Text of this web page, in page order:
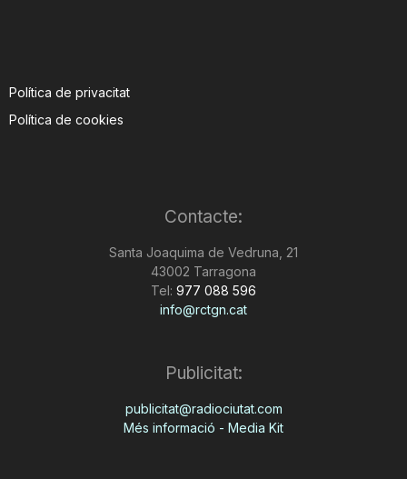
g
Política de privacitat
Política de cookies
Contacte:
Santa Joaquima de Vedruna, 21
43002 Tarragona
Tel: 977 088 596
info@rctgn.cat
Publicitat:
publicitat@radiociutat.com
Més informació - Media Kit